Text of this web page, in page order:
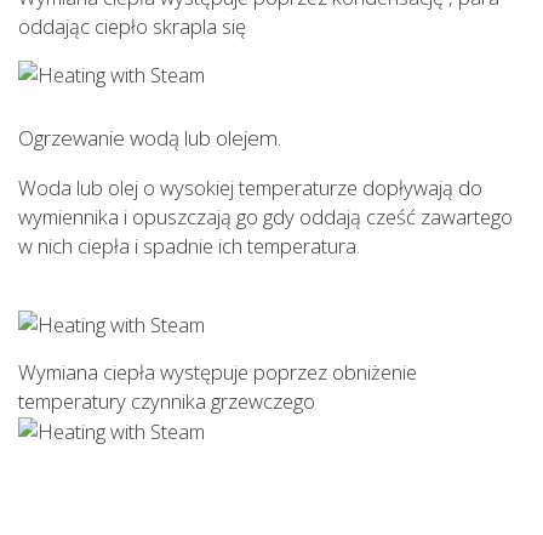
oddając ciepło skrapla się
Ogrzewanie wodą lub olejem.
Woda lub olej o wysokiej temperaturze dopływają do
wymiennika i opuszczają go gdy oddają cześć zawartego
w nich ciepła i spadnie ich temperatura.
Wymiana ciepła występuje poprzez obniżenie
temperatury czynnika grzewczego